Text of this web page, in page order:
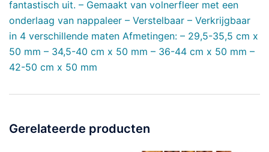
fantastisch uit. – Gemaakt van volnerfleer met een
onderlaag van nappaleer – Verstelbaar – Verkrijgbaar
in 4 verschillende maten Afmetingen: – 29,5-35,5 cm x
50 mm – 34,5-40 cm x 50 mm – 36-44 cm x 50 mm –
42-50 cm x 50 mm
Gerelateerde producten